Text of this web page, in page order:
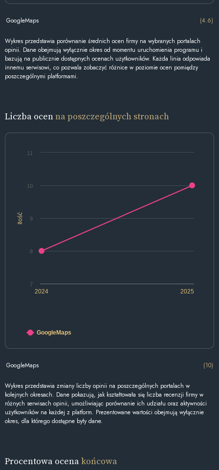
GoogleMaps (4.6)
Wykres przedstawia porównanie średnich ocen firmy na wybranych portalach
opinii. Dane obejmują wyłącznie okres od momentu uruchomienia programu i
bazują na publicznie dostępnych ocenach użytkowników. Każda linia odpowiada
innemu serwisowi, co pozwala zobaczyć różnice w poziomie ocen pomiędzy
poszczególnymi platformami.
Liczba ocenna poszczególnych stronach
Ilość
2024 2025
8
9
10
7
11
GoogleMaps
GoogleMaps (10)
Wykres przedstawia zmiany liczby opinii na poszczególnych portalach w
kolejnych okresach. Dane pokazują, jak kształtowała się liczba recenzji firmy w
różnych serwisach opinii, umożliwiając porównanie ich udziału oraz aktywności
użytkowników na każdej z platform. Prezentowane wartości obejmują wyłącznie
okres, dla którego dostępne były dane.
Procentowa ocenakońcowa